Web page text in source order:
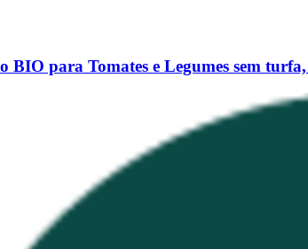
BIO para Tomates e Legumes sem